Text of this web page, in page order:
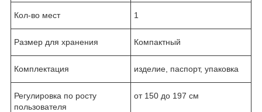
Кол-во мест 1
Размер для хранения Компактный
Комплектация изделие, паспорт, упаковка
Регулировка по росту
пользователя
от 150 до 197 см